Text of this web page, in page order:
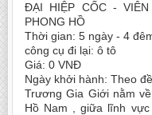
ĐẠI HIỆP CỐC -
PHONG HỒ
Thời gian: 5 ngày - 4
công cụ đi lại: ô tô
Giá: 0 VNĐ
Ngày khởi hành: Theo
Trương Gia Giới nằm
Hồ Nam , giữa lĩnh